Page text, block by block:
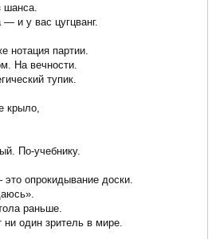
шанса.
и у вас цугцванг.
нотация партии.
На вечности.
тупик.
крыло,
По-учебнику.
опрокидывание доски.
раньше.
ни один зритель в мире.